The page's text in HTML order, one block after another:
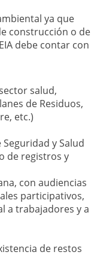
ya que
construcción o de
debe contar con
salud,
de Residuos,
etc.)
y Salud
de registros y
con audiencias
participativos,
a trabajadores y a
de restos